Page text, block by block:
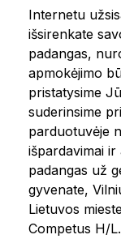
Internetu
išsirenkate
padangas,
apmokėjimo
pristatysime
suderinsime
parduotuvėje
išpardavimai
padangas už
gyvenate,
Lietuvos
Competus H/